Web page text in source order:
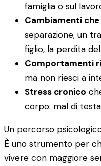
famiglia o sul
Cambiamenti
separazione, un
figlio, la perdita
Comportamenti
ma non riesci a
Stress cronico
corpo: mal di
Un percorso
È uno strumento per
vivere con maggiore